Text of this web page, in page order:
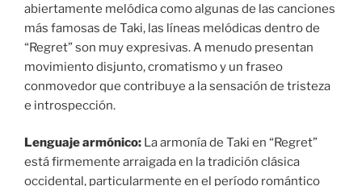
abiertamente melódica como algunas de las canciones
más famosas de Taki, las líneas melódicas dentro de
“Regret” son muy expresivas. A menudo presentan
movimiento disjunto, cromatismo y un fraseo
conmovedor que contribuye a la sensación de tristeza
e introspección.
Lenguaje armónico: La armonía de Taki en “Regret”
está firmemente arraigada en la tradición clásica
occidental, particularmente en el período romántico